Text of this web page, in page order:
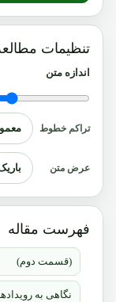
تنظیمات
اندازه متن
تراکم خطوط
عرض متن
فهرست مقاله
(قسمت دوم)
نگاهی به